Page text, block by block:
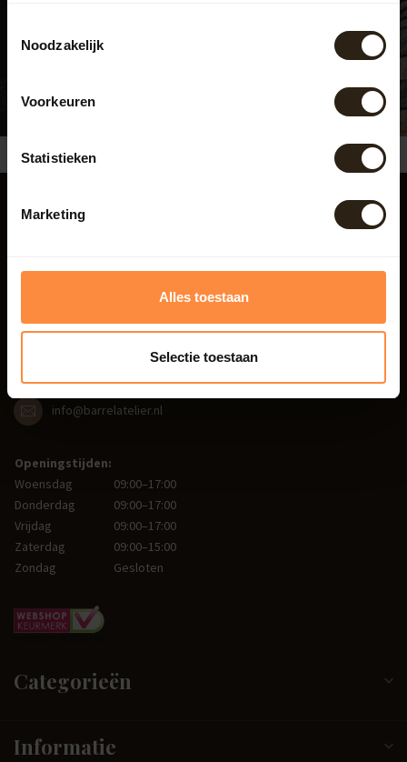
Noodzakelijk
Voorkeuren
Statistieken
Marketing
Alles toestaan
Selectie toestaan
Handgemaakt in eigen kuiperij in Nederland 4.6/5
Barrel Atelier
Beatrixweg 1
info@barrelatelier.nl
Openingstijden:
Woensdag
09:00–17:00
Donderdag
09:00–17:00
Vrijdag
09:00–17:00
Zaterdag
09:00–15:00
Zondag
Gesloten
Categorieën
Informatie